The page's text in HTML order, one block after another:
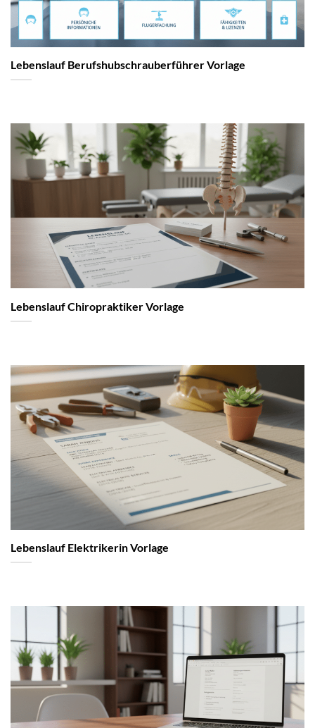
Lebenslauf Berufshubschrauberführer Vorlage
Lebenslauf Chiropraktiker Vorlage
Lebenslauf Elektrikerin Vorlage